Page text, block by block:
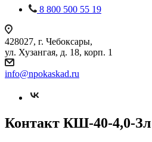
8 800 500 55 19
428027, г. Чебоксары,
ул. Хузангая, д. 18, корп. 1
info@npokaskad.ru
Контакт КШ-40-4,0-Зл